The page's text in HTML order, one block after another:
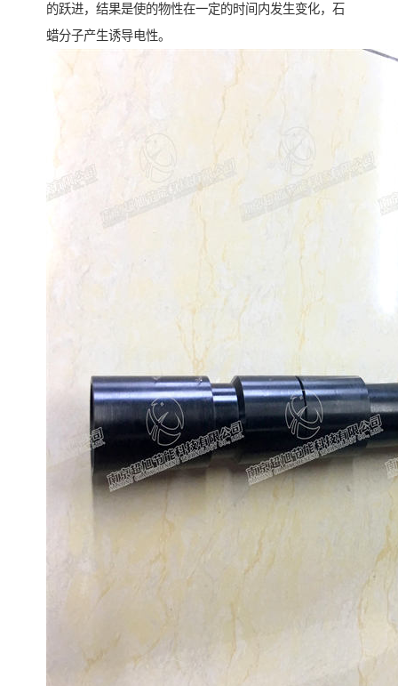
的跃进，结果是使的物性在一定的时间内发生变化，石
蜡分子产生诱导电性。